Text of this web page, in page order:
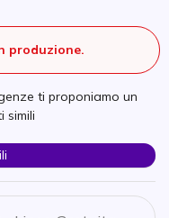
produzione.
ti proponiamo un
simili